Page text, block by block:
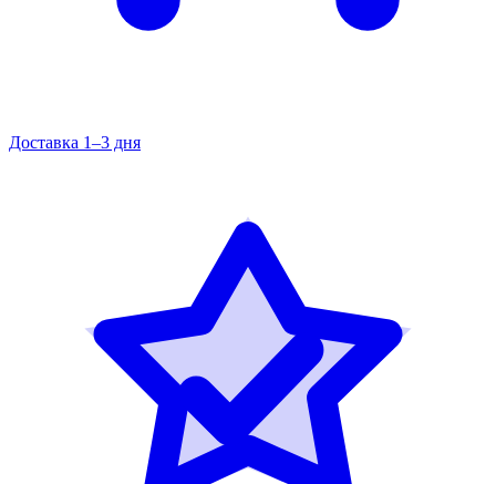
Доставка 1–3 дня